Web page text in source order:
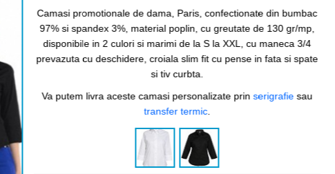
Camasi promotionale de dama, Paris, confectionate din bumbac
97% si spandex 3%, material poplin, cu greutate de 130 gr/mp,
disponibile in 2 culori si marimi de la S la XXL, cu maneca 3/4
prevazuta cu deschidere, croiala slim fit cu pense in fata si spate
si tiv curbta.
Va putem livra aceste camasi personalizate prinserigrafie sau
transfer termic.